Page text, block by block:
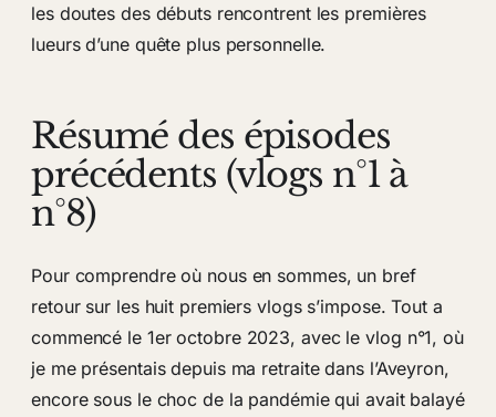
les doutes des débuts rencontrent les premières
lueurs d’une quête plus personnelle.
Résumé des épisodes
précédents (vlogs n°1 à
n°8)
Pour comprendre où nous en sommes, un bref
retour sur les huit premiers vlogs s’impose. Tout a
commencé le 1er octobre 2023, avec le vlog n°1, où
je me présentais depuis ma retraite dans l’Aveyron,
encore sous le choc de la pandémie qui avait balayé